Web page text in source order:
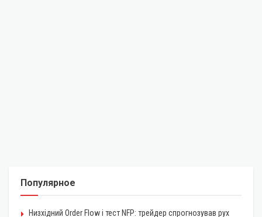
Популярное
Низхідний Order Flow і тест NFP: трейдер спрогнозував рух